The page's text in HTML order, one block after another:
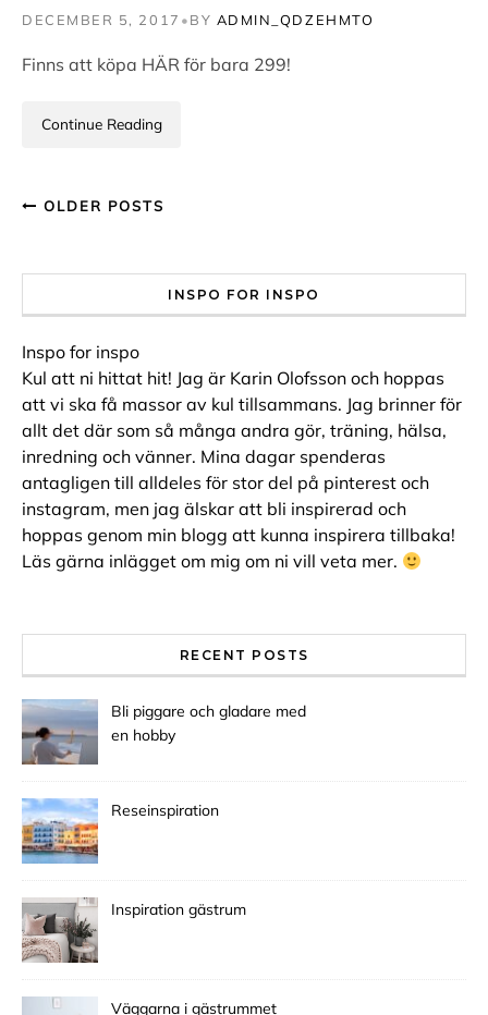
DECEMBER 5, 2017 •BY ADMIN_QDZEHMTO
Finns att köpa HÄR för bara 299!
Continue Reading
OLDER POSTS
INSPO FOR INSPO
Inspo for inspo
Kul att ni hittat hit! Jag är Karin Olofsson och hoppas
att vi ska få massor av kul tillsammans. Jag brinner för
allt det där som så många andra gör, träning, hälsa,
inredning och vänner. Mina dagar spenderas
antagligen till alldeles för stor del på pinterest och
instagram, men jag älskar att bli inspirerad och
hoppas genom min blogg att kunna inspirera tillbaka!
Läs gärna inlägget om mig om ni vill veta mer.
RECENT POSTS
Bli piggare och gladare med
en hobby
Reseinspiration
Inspiration gästrum
Väggarna i gästrummet